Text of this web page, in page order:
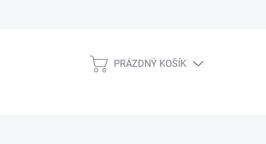
NÁKUPNÍ
PRÁZDNÝ KOŠÍK